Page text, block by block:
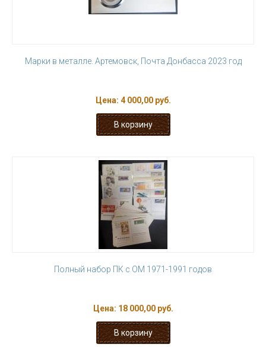
Марки в металле. Артемовск, Почта Донбасса 2023 год
Цена: 4 000,00 руб.
Полный набор ПК с ОМ 1971-1991 годов
Цена: 18 000,00 руб.